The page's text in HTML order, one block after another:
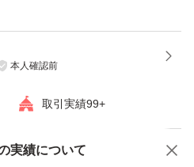
本人確認前
取引実績99+
実績について商品への質問